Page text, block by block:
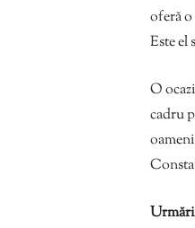
oferă
Este el
O
cadru